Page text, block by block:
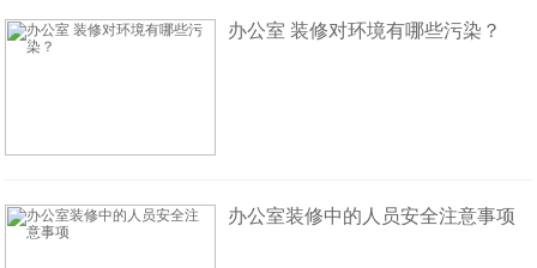
办公室 装修对环境有哪些污染？
办公室装修中的人员安全注意事项